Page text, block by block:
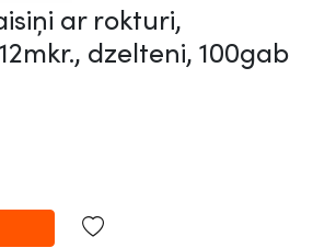
ar rokturi,
dzelteni, 100gab